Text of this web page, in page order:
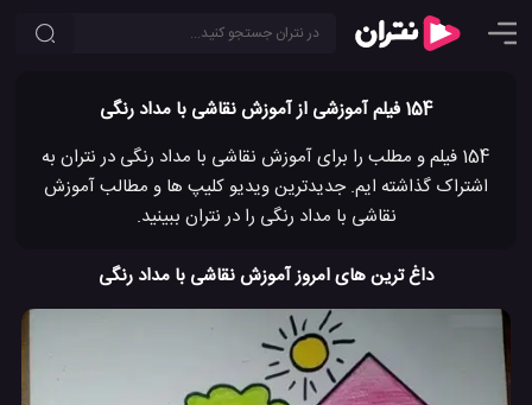
154 فیلم آموزشی از آموزش نقاشی با مداد رنگی
154 فیلم و مطلب را برای آموزش نقاشی با مداد رنگی در نتران به
اشتراک گذاشته ایم. جدیدترین ویدیو کلیپ ها و مطالب آموزش
نقاشی با مداد رنگی را در نتران ببینید.
داغ ترین های امروز آموزش نقاشی با مداد رنگی